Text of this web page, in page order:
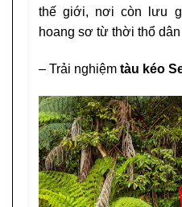
thế giới, nơi còn lưu
hoang sơ từ thời thổ
– Trải nghiệm tàu kéo